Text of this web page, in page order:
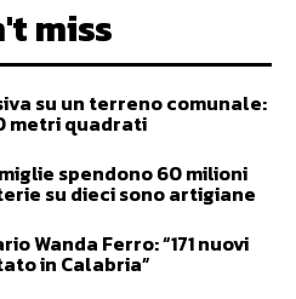
miss
su un terreno comunale:
metri quadrati
spendono 60 milioni
su dieci sono artigiane
Wanda Ferro: “171 nuovi
in Calabria”